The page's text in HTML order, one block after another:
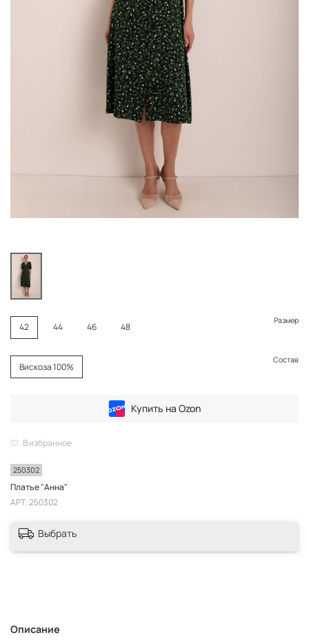
250302
Платье "Анна"
АРТ.250302
Купить на Ozon
В избранное
Размер
42 44 46 48
Состав
Вискоза 100%
Выбрать
Описание